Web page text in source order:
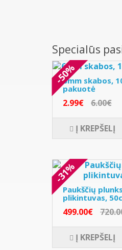
Specialūs
-50%
6mm skabos,
pakuotė
2.99€ 6.00€
Į KREPŠELĮ
-31%
Paukščių
plikintuvas,
499.00€
Į KREPŠELĮ